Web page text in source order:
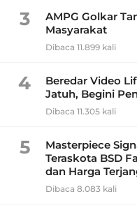
3
AMPG Golkar
Masyarakat
Dibaca 11.899 kali
4
Beredar Video
Jatuh, Begini
Dibaca 11.305 kali
5
Masterpiece
Teraskota BSD
dan Harga
Dibaca 8.083 kali